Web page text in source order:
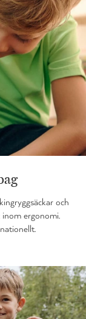
och
ergonomi.